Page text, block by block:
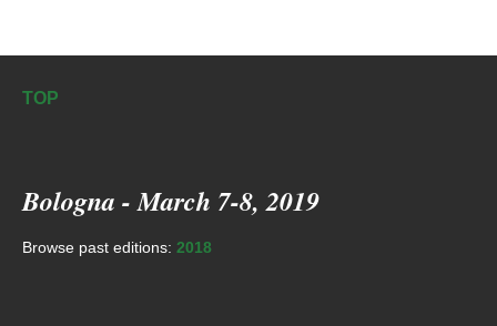
TOP
Bologna - March 7-8, 2019
Browse past editions: 2018